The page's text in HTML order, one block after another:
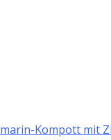
Kompott mit